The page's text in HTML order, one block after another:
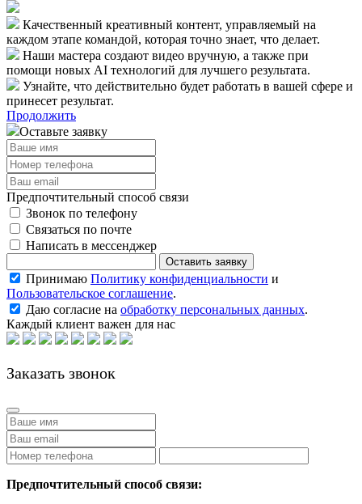
Качественный креативный контент, управляемый на
каждом этапе командой, которая точно знает, что делает.
Наши мастера создают видео вручную, а также при
помощи новых AI технологий для лучшего результата.
Узнайте, что действительно будет работать в вашей сфере и
принесет результат.
Продолжить
Оставьте заявку
Предпочтительный способ связи
Звонок по телефону
Связаться по почте
Написать в мессенджер
Принимаю Политику конфиденциальности и
Пользовательское соглашение.
Даю согласие на обработку персональных данных.
Каждый клиент важен для нас
Заказать звонок
Предпочтительный способ связи: